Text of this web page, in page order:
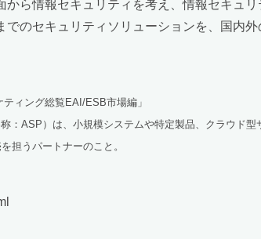
ら情報セキュリティを考え、情報セキュ
のセキュリティソリューションを、国内
ィング総覧EAI/ESB市場編」
ASP）は、小規模システムや特定製品、クラウド
担うパートナーのこと。